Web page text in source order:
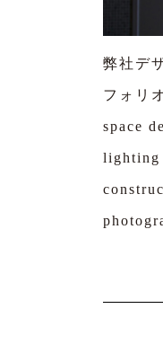
弊社デ
フォリ
space
lighting